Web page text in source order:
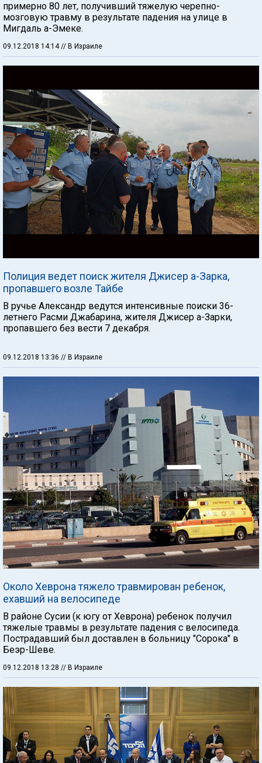
примерно 80 лет, получивший тяжелую черепно-
мозговую травму в результате падения на улице в
Мигдаль а-Эмеке.
09.12.2018 14:14// В Израиле
Полиция ведет поиск жителя Джисер а-Зарка,
пропавшего возле Тайбе
В ручье Александр ведутся интенсивные поиски 36-
летнего Расми Джабарина, жителя Джисер а-Зарки,
пропавшего без вести 7 декабря.
09.12.2018 13:36 // В Израиле
Около Хеврона тяжело травмирован ребенок,
ехавший на велосипеде
В районе Сусии (к югу от Хеврона) ребенок получил
тяжелые травмы в результате падения с велосипеда.
Пострадавший был доставлен в больницу "Сорока" в
Беэр-Шеве.
09.12.2018 13:28 // В Израиле